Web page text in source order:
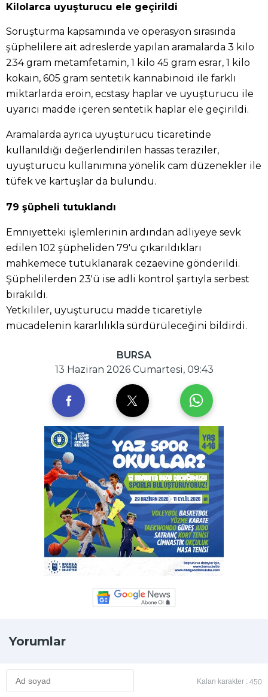
Kilolarca uyuşturucu ele geçirildi
Soruşturma kapsamında ve operasyon sırasında
şüphelilere ait adreslerde yapılan aramalarda 3 kilo
234 gram metamfetamin, 1 kilo 45 gram esrar, 1 kilo
kokain, 605 gram sentetik kannabinoid ile farklı
miktarlarda eroin, ecstasy haplar ve uyuşturucu ile
uyarıcı madde içeren sentetik haplar ele geçirildi.
Aramalarda ayrıca uyuşturucu ticaretinde
kullanıldığı değerlendirilen hassas teraziler,
uyuşturucu kullanımına yönelik cam düzenekler ile
tüfek ve kartuşlar da bulundu.
79 şüpheli tutuklandı
Emniyetteki işlemlerinin ardından adliyeye sevk
edilen 102 şüpheliden 79'u çıkarıldıkları
mahkemece tutuklanarak cezaevine gönderildi.
Şüphelilerden 23'ü ise adli kontrol şartıyla serbest
bırakıldı.
Yetkililer, uyuşturucu madde ticaretiyle
mücadelenin kararlılıkla sürdürüleceğini bildirdi.
BURSA
13 Haziran 2026 Cumartesi, 09:43
Yorumlar
Kalan karakter : 450